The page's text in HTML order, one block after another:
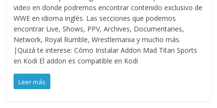
video en donde podremos encontrar contenido exclusivo de
WWE en idioma inglés. Las secciones que podemos
encontrar Live, Shows, PPV, Archives, Documentaries,
Network, Royal Rumble, Wrestlemania y mucho más.
|Quizá te interese: Cómo Instalar Addon Mad Titan Sports
en Kodi El addon es compatible en Kodi
Leer más